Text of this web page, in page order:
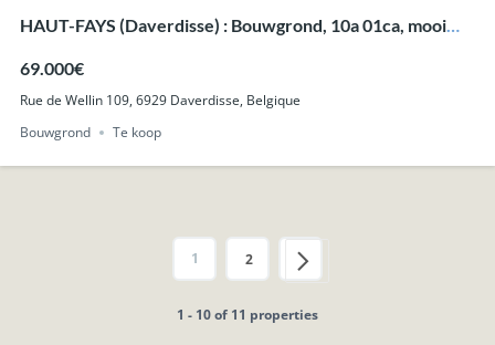
HAUT-FAYS (Daverdisse) : Bouwgrond, 10a 01ca, mooi
69.000€
Rue de Wellin 109, 6929 Daverdisse, Belgique
Bouwgrond
Te koop
1 2
1 - 10 of 11 properties